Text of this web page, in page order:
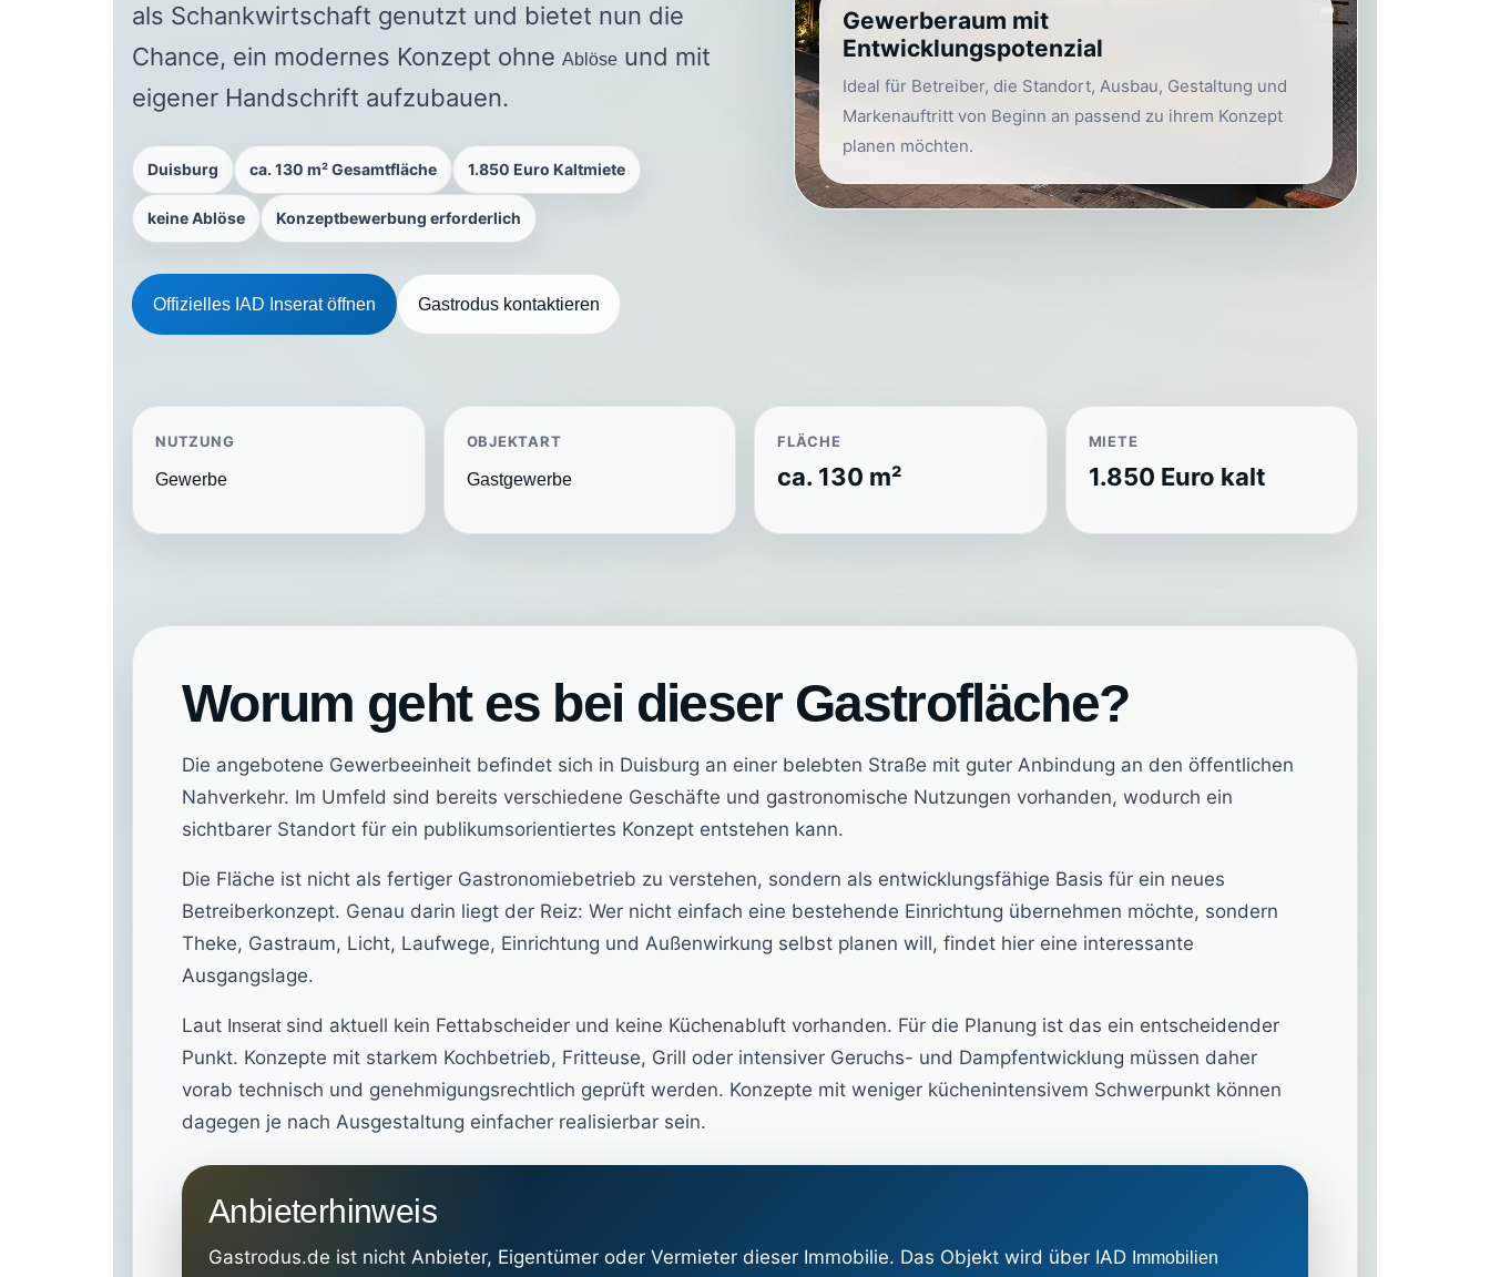
als Schankwirtschaft genutzt und bietet nun die
Chance, ein modernes Konzept ohne Ablöse und mit
eigener Handschrift aufzubauen.
Duisburg ca. 130 m² Gesamtfläche 1.850 Euro Kaltmiete
keine Ablöse Konzeptbewerbung erforderlich
Offizielles IAD Inserat öffnen Gastrodus kontaktieren
Gewerberaum mit
Entwicklungspotenzial
Ideal für Betreiber, die Standort, Ausbau, Gestaltung und
Markenauftritt von Beginn an passend zu ihrem Konzept
planen möchten.
NUTZUNG
Gewerbe
OBJEKTART
Gastgewerbe
FLÄCHE
ca. 130 m²
MIETE
1.850 Euro kalt
Worum geht es bei dieser Gastrofläche?
Die angebotene Gewerbeeinheit befindet sich in Duisburg an einer belebten Straße mit guter Anbindung an den öffentlichen
Nahverkehr. Im Umfeld sind bereits verschiedene Geschäfte und gastronomische Nutzungen vorhanden, wodurch ein
sichtbarer Standort für ein publikumsorientiertes Konzept entstehen kann.
Die Fläche ist nicht als fertiger Gastronomiebetrieb zu verstehen, sondern als entwicklungsfähige Basis für ein neues
Betreiberkonzept. Genau darin liegt der Reiz: Wer nicht einfach eine bestehende Einrichtung übernehmen möchte, sondern
Theke, Gastraum, Licht, Laufwege, Einrichtung und Außenwirkung selbst planen will, findet hier eine interessante
Ausgangslage.
Laut Inseratsind aktuell kein Fettabscheider und keine Küchenabluft vorhanden. Für die Planung ist das ein entscheidender
Punkt. Konzepte mit starkem Kochbetrieb, Fritteuse, Grill oder intensiver Geruchs- und Dampfentwicklung müssen daher
vorab technisch und genehmigungsrechtlich geprüft werden. Konzepte mit weniger küchenintensivem Schwerpunkt können
dagegen je nach Ausgestaltung einfacher realisierbar sein.
Anbieterhinweis
Gastrodus.de ist nicht Anbieter, Eigentümer oder Vermieter dieser Immobilie. Das Objekt wird über IAD Immobilien